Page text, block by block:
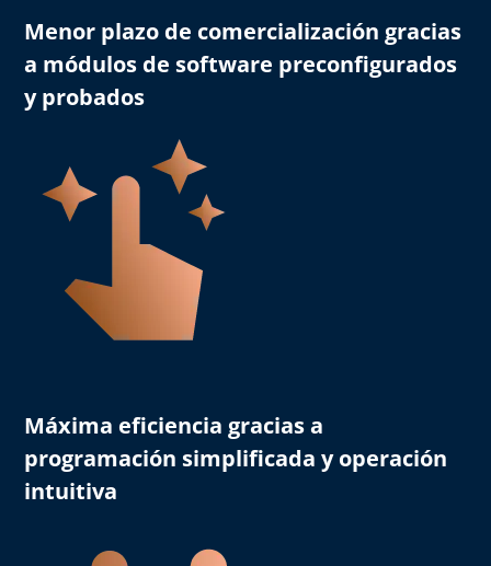
Menor plazo de comercialización gracias
a módulos de software preconfigurados
y probados
Máxima eficiencia gracias a
programación simplificada y operación
intuitiva